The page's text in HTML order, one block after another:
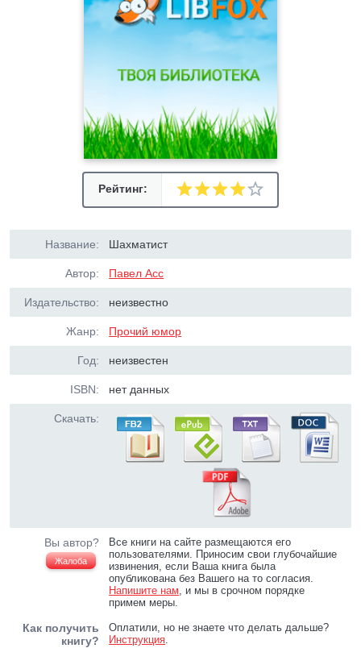
Рейтинг:
Название: Шахматист
Автор: Павел Асс
Издательство: неизвестно
Жанр: Прочий юмор
Год: неизвестен
ISBN: нет данных
Скачать:
Вы автор?
Жалоба
Все книги на сайте размещаются его
пользователями. Приносим свои глубочайшие
извинения, если Ваша книга была
опубликована без Вашего на то согласия.
Напишите нам, и мы в срочном порядке
примем меры.
Как получить
книгу?
Оплатили, но не знаете что делать дальше?
Инструкция.